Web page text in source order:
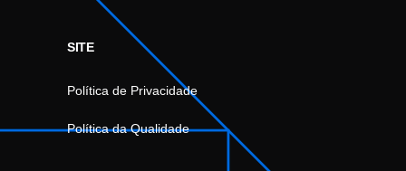
SITE
Política de Privacidade
Política da Qualidade